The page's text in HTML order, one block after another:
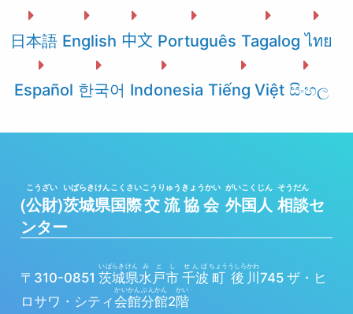
日本語 English 中文 Português Tagalog ไทย
Español 한국어 Indonesia Tiếng Việt සිංහල
(公財
こうざい
)茨城県
いばらきけん
国際
こくさい
交流
こうりゅう
協会
きょうかい
外国人
がいこくじん
相談
そうだん
セ
ンター
〒310-0851 茨城県
いばらきけん
水戸市
みとし
千波
せんば
町
ちょう
後
うしろ
川
かわ
745 ザ・ヒ
ロサワ・シティ会館
かいかん
分館
ぶんかん
2階
かい